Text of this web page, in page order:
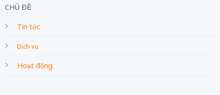
CHỦ ĐỀ
Tin tức
Dịch vụ
Hoạt động